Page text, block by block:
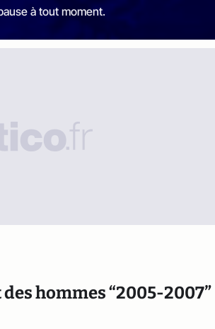
à tout moment.
hommes “2005-2007”